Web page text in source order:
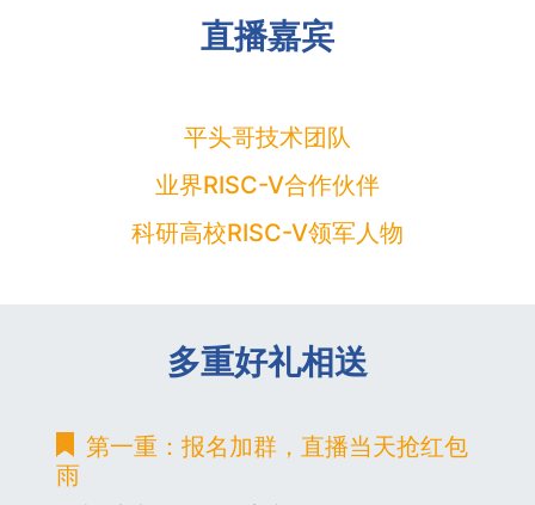
直播嘉宾
平头哥技术团队
业界RISC-V合作伙伴
科研高校RISC-V领军人物
多重好礼相送
第一重：报名加群，直播当天抢红包
雨